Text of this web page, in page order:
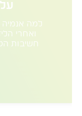
למה אנמיה
ואחרי
חשיבות